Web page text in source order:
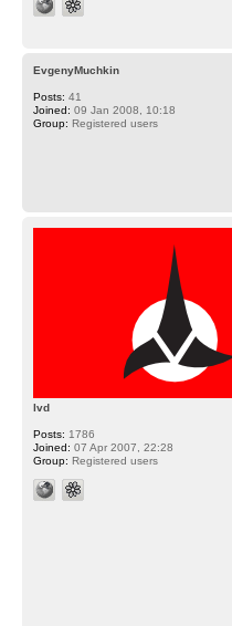
EvgenyMuchkin
Posts: 41
Joined: 09 Jan 2008, 10:18
Group: Registered users
lvd
Posts: 1786
Joined: 07 Apr 2007, 22:28
Group: Registered users